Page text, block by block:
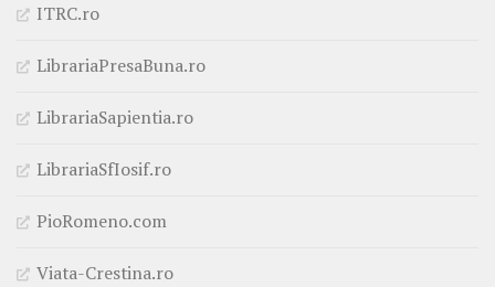
ITRC.ro
LibrariaPresaBuna.ro
LibrariaSapientia.ro
LibrariaSfIosif.ro
PioRomeno.com
Viata-Crestina.ro